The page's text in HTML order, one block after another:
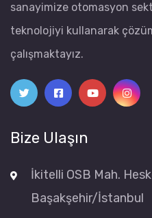
sanayimize otomasyon
teknolojiyi kullanarak
çalışmaktayız.
Bize Ulaşın
İkitelli OSB Mah.
Başakşehir/İstanbul